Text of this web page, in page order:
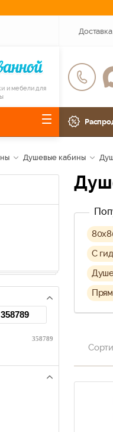
Доставка
и мебели для
Душевые кабины
358789
C